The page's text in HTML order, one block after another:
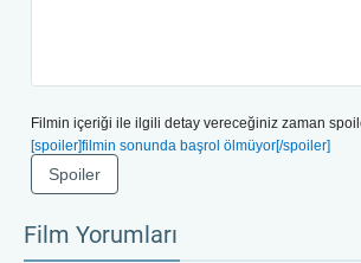
Filmin içeriği ile ilgili detay vereceğiniz zaman
[spoiler]filmin sonunda başrol ölmüyor[/spoiler]
Spoiler
Film Yorumları